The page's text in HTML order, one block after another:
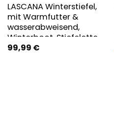
LASCANA Winterstiefel,
mit Warmfutter &
wasserabweisend,
Winterboot, Stiefelette,
Profilsohle
99,99 €